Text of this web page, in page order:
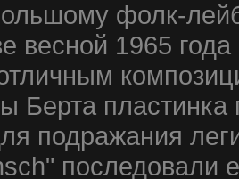
фолк-
весной 1965
Берта
подражания
последовали